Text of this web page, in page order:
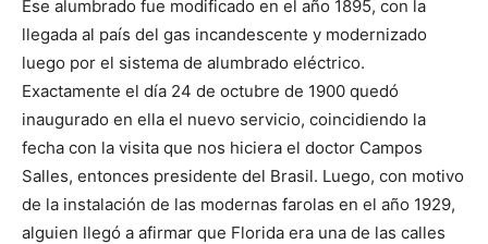
Ese alumbrado fue modificado en el año 1895, con la
llegada al país del gas incandescente y modernizado
luego por el sistema de alumbrado eléctrico.
Exactamente el día 24 de octubre de 1900 quedó
inaugurado en ella el nuevo servicio, coincidiendo la
fecha con la visita que nos hiciera el doctor Campos
Salles, entonces presidente del Brasil. Luego, con motivo
de la instalación de las modernas farolas en el año 1929,
alguien llegó a afirmar que Florida era una de las calles